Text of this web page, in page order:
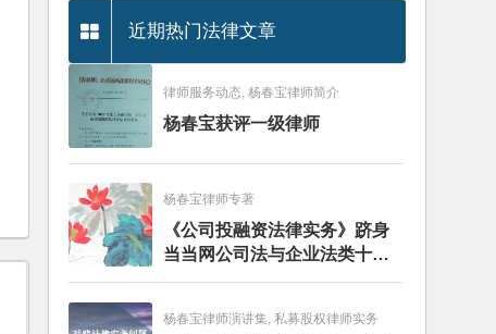
近期热门法律文章
律师服务动态, 杨春宝律师简介
杨春宝获评一级律师
杨春宝律师专著
《公司投融资法律实务》跻身
当当网公司法与企业法类十大
畅销图书榜
杨春宝律师演讲集, 私募股权律师实务